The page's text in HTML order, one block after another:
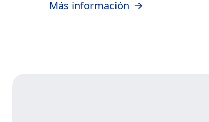
Más información